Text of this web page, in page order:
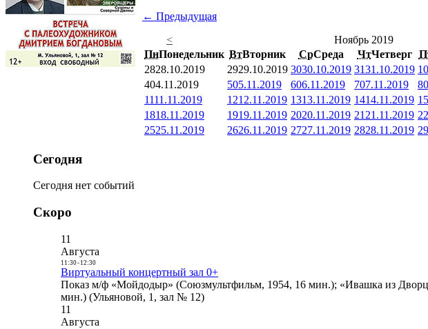
← Предыдущая
<
Ноябрь 2019
ПнПонедельник ВтВторник СрСреда ЧтЧетверг
2828.10.2019 2929.10.2019 3030.10.2019 3131.10.2019 1
404.11.2019 505.11.2019 606.11.2019 707.11.2019 8
1111.11.2019 1212.11.2019 1313.11.2019 1414.11.2019 15
1818.11.2019 1919.11.2019 2020.11.2019 21 21.11.2019 22
2525.11.2019 2626.11.2019 2727.11.2019 2828.11.2019 29
Сегодня
Сегодня нет событий
Скоро
11
Августа
11:30- 12:30
Виртуальный концертный зал 0+
Показ м/ф «Мойдодыр» (Союзмультфильм, 1954, 16 мин.); «Ивашка из
мин.) (Ульяновой, 1, зал № 12)
11
Августа